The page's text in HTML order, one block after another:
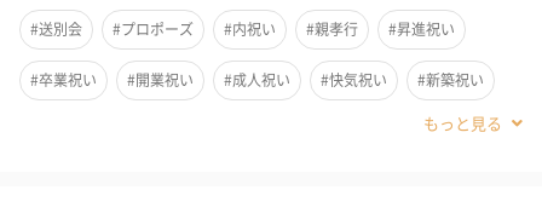
る話題の逸品です。ブック型がおしゃれな「WEEK BOOK」は、ク
レイの採掘地であるアメリカ西海岸の砂漠の美しい風景写真とと
もに1週間分（計7点）をセットでお届けします。
#送別会 #プロポーズ #内祝い #親孝行 #昇進祝い
#卒業祝い #開業祝い #成人祝い #快気祝い #新築祝い